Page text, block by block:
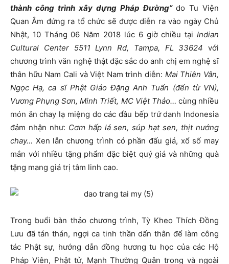
thành công trình xây dựng Pháp Đường” do Tu Viện
Quan Âm đứng ra tổ chức sẽ được diễn ra vào ngày Chủ
Nhật, 10 Tháng 06 Năm 2018 lúc 6 giờ chiều tại Indian
Cultural Center 5511 Lynn Rd, Tampa, FL 33624 với
chương trình văn nghệ thật đặc sắc do anh chị em nghệ sĩ
thân hữu Nam Cali và Việt Nam trình diễn: Mai Thiên Vân,
Ngọc Hạ, ca sĩ Phật Giáo Đặng Anh Tuấn (đến từ VN),
Vương Phụng Sơn, Minh Triết, MC Việt Thảo… cùng nhiều
món ăn chay lạ miệng do các đầu bếp trứ danh Indonesia
đảm nhận như: Cơm hấp lá sen, súp hạt sen, thịt nướng
chay… Xen lẫn chương trình có phần đấu giá, xổ số may
mắn với nhiều tặng phẩm đặc biệt quý giá và những quà
tặng mang giá trị tâm linh cao.
Trong buổi bàn thảo chương trình, Tỳ Kheo Thích Đồng
Lưu đã tán thán, ngợi ca tinh thần dấn thân để làm công
tác Phật sự, hướng dẫn đồng hương tu học của các Hộ
Pháp Viên, Phật tử, Mạnh Thường Quân trong và ngoài